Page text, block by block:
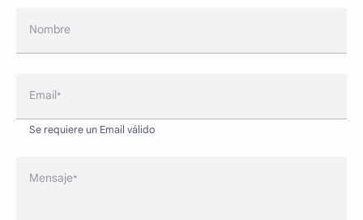
Nombre
Email
Se requiere un Email válido
Mensaje